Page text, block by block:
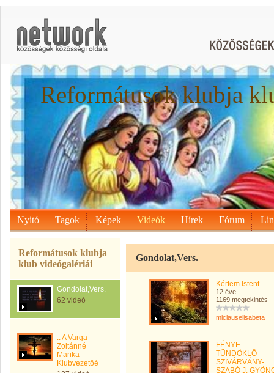
Reformátusok klubja
Nyitó Tagok Képek Videók Hírek Fórum
Reformátusok klubja
klub videógalériái
Gondolat,Vers.
62 videó
.. A Varga
Zoltánné
Marika
Klubvezetőé
Gondolat,Vers.
Kértem Istent....
12 éve
1169 megtekintés
miclauselisabeta
FÉNYE
TÜNDÖKLŐ
SZIVÁRVÁNY-
SZABÓ J.